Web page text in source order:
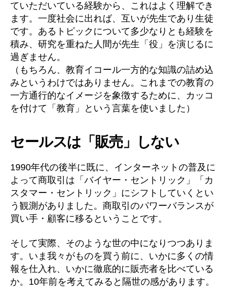
ていただいている経験から、これはよく理解でき
ます。一度社会に出れば、互いが先生であり生徒
です。あるトピックについて多少なりとも経験を
積み、研究を重ねた人間が先生「役」を演じるに
過ぎません。
（もちろん、教育イコール一方的な知識の詰め込
みというわけではありません。これまでの教育の
一方通行的なイメージを象徴するために、カッコ
を付けて「教育」という言葉を使いました）
セールスは「販売」しない
1990年代の後半に既に、インターネットの普及に
よって商取引は「バイヤー・セントリック」「カ
スタマー・セントリック」にシフトしていくとい
う観測がありました。商取引のパワーバランスが
買い手・顧客に移るということです。
そして実際、そのような世の中になりつつありま
す。いま我々がものを買う前に、いかに多くの情
報を仕入れ、いかに徹底的に販売者を比べている
か。10年前を考えてみると隔世の感があります。